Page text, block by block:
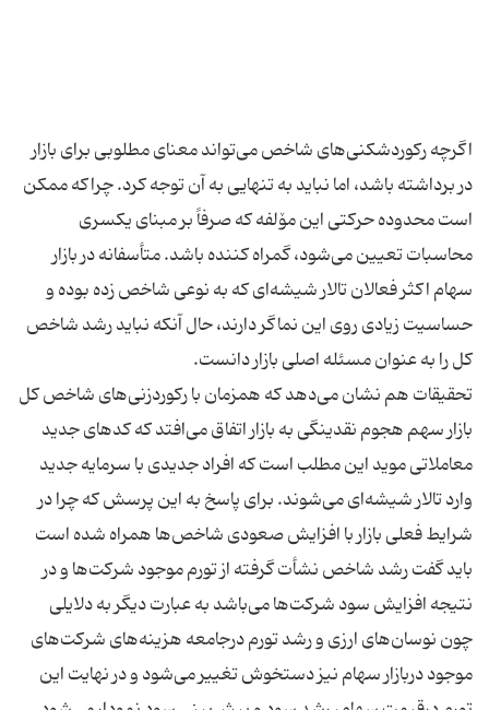
اگرچه رکورد‌شکنی‌های شاخص می‌تواند معنای مطلوبی برای بازار
در برداشته باشد، اما نباید به تنهایی به آن توجه کرد. چراکه ممکن
است محدوده حرکتی این مۆلفه که صرفاً بر مبنای یکسری
محاسبات تعیین می‌شود، گمراه کننده باشد. متأسفانه در بازار
سهام اکثر فعالان تالار شیشه‌ای که به نوعی شاخص زده بوده و
حساسیت زیادی روی این نماگر دارند، حال آنکه نباید رشد شاخص
تحقیقات هم نشان می‌دهد که همزمان با رکورد‌زنی‌های شاخص کل
بازار سهم هجوم نقدینگی به بازار اتفاق می‌افتد که کدهای جدید
معاملاتی موید این مطلب است که افراد جدیدی با سرمایه جدید
وارد تالار شیشه‌ای می‌شوند. برای پاسخ به این پرسش که چرا در
شرایط فعلی بازار با افزایش صعودی شاخص‌ها همراه شده است
باید گفت رشد شاخص نشأت گرفته از تورم موجود شرکت‌ها و در
نتیجه افزایش سود شرکت‌ها می‌باشد به عبارت دیگر به دلایلی
چون نوسان‌های ارزی و رشد تورم درجامعه هزینه‌های شرکت‌های
موجود دربازار سهام نیز دستخوش تغییر می‌شود و در نهایت این